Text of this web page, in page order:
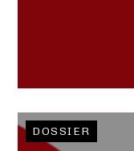
DOSSIER